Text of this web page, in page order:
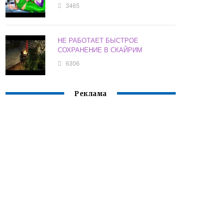
3465
НЕ РАБОТАЕТ БЫСТРОЕ
СОХРАНЕНИЕ В СКАЙРИМ
6306
Реклама